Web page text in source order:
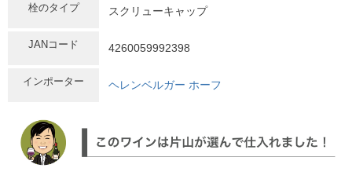
栓のタイプ スクリューキャップ
JANコード 4260059992398
インポーター ヘレンベルガー ホーフ